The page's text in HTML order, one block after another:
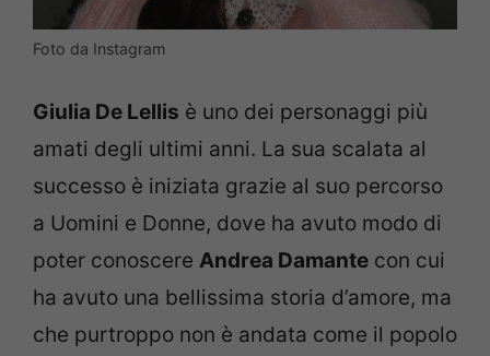
Foto da Instagram
Giulia De Lellis è uno dei personaggi più
amati degli ultimi anni. La sua scalata al
successo è iniziata grazie al suo percorso
a Uomini e Donne, dove ha avuto modo di
poter conoscere Andrea Damante con cui
ha avuto una bellissima storia d’amore, ma
che purtroppo non è andata come il popolo